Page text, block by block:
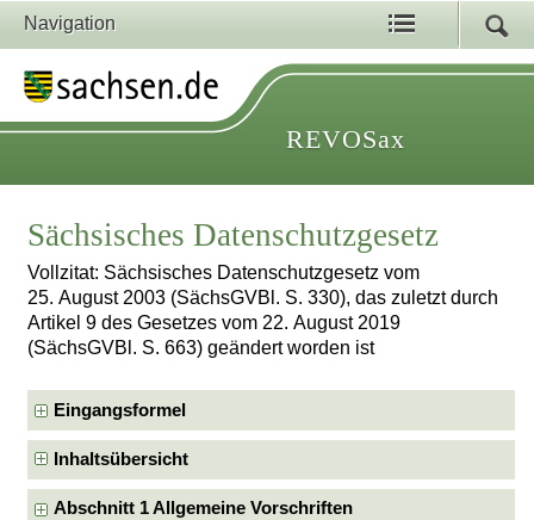
Navigation
REVOSax
Sächsisches Datenschutzgesetz
Vollzitat: Sächsisches Datenschutzgesetz vom
25. August 2003 (SächsGVBl. S. 330), das zuletzt durch
Artikel 9 des Gesetzes vom 22. August 2019
(SächsGVBl. S. 663) geändert worden ist
Eingangsformel
Inhaltsübersicht
Abschnitt 1 Allgemeine Vorschriften